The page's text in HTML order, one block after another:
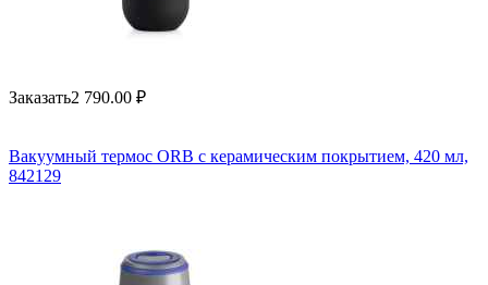
Заказать2 790.00 ₽
Вакуумный термос ORB с керамическим покрытием, 420 мл,
842129